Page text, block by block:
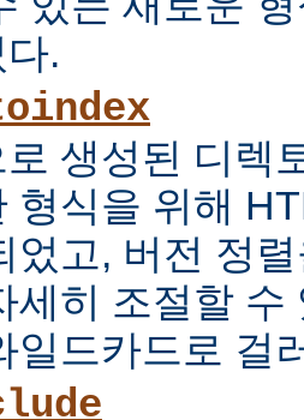
.
생성된 디렉
형식을 위해
었고, 버전 정
세히 조절할 수
일드카드로 걸